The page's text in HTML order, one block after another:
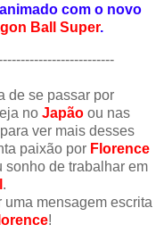
com o novo
Ball Super.
de se passar por
no Japão ou nas
ver mais desses
paixão por Florence
de trabalhar em
.
uma mensagem escrita
!